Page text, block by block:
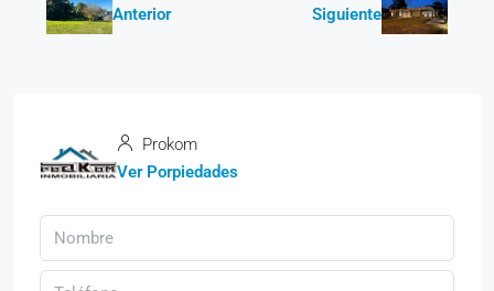
Anterior Siguiente
Prokom
Ver Porpiedades